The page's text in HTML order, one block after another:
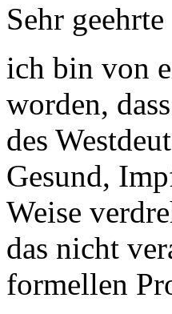
Sehr
ich bin von
worden,
des
Gesund,
Weise
das nicht
formellen